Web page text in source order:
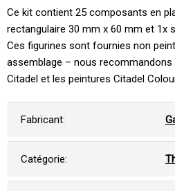
Ce kit contient 25 composants en
rectangulaire 30 mm x 60 mm et 1x
Ces figurines sont fournies non
assemblage – nous
Citadel et les peintures Citadel
Fabricant:
Catégorie: